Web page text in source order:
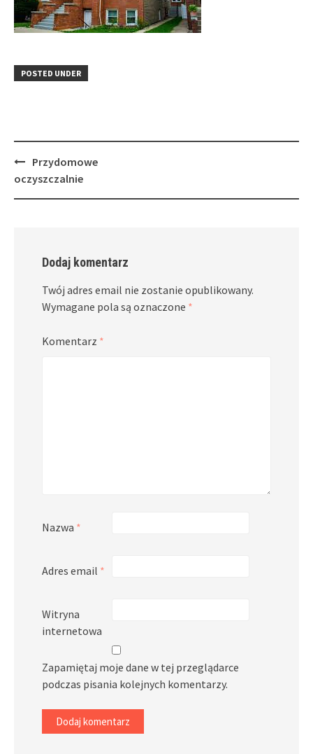
POSTED UNDER
Post
navigation
Przydomowe
oczyszczalnie
Dodaj komentarz
Twój adres email nie zostanie opublikowany.
Wymagane pola są oznaczone *
Komentarz *
Nazwa *
Adres email *
Witryna
internetowa
Zapamiętaj moje dane w tej przeglądarce
podczas pisania kolejnych komentarzy.